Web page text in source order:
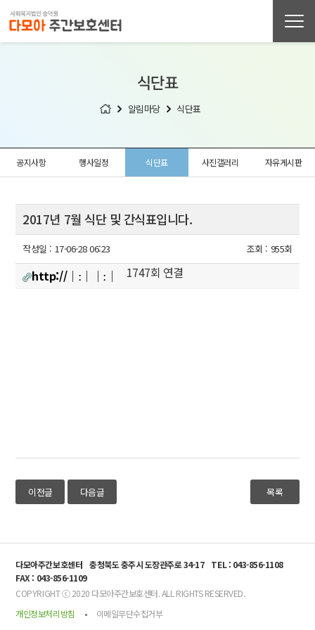
식단표
알림마당 식단표
공지사항 행사일정 식단표 사진갤러리 자유게시판
2017년 7월 식단 및 간식표입니다.
작성일 : 17-06-28 06:23 조회 : 955회
http://│ː││ː│ 1747회 연결
이전글 다음글 목록
다모아주간보호센터 충청북도 충주시 도장관주로 34-17
TEL : 043-856-1108
FAX : 043-856-1109
COPYRIGHT ⓒ 2020 다모아주간보호센터. ALL RIGHTS RESERVED.
개인정보처리방침
이메일무단수집거부